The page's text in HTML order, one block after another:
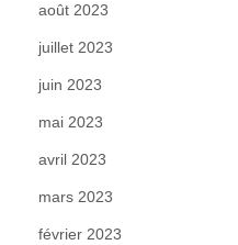
août 2023
juillet 2023
juin 2023
mai 2023
avril 2023
mars 2023
février 2023